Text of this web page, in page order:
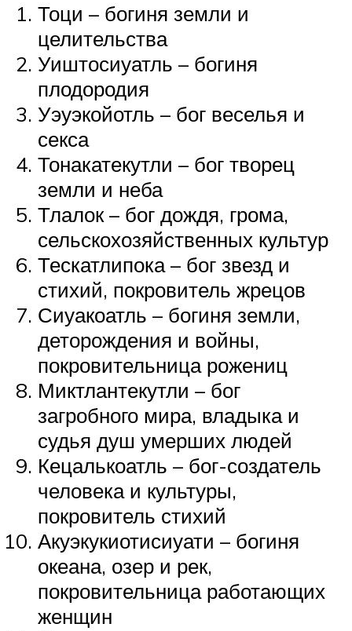
Тоци – богиня земли и
целительства
Уиштосиуатль – богиня
плодородия
Уэуэкойотль – бог веселья и
секса
Тонакатекутли – бог творец
земли и неба
Тлалок – бог дождя, грома,
сельскохозяйственных культур
Тескатлипока – бог звезд и
стихий, покровитель жрецов
Сиуакоатль – богиня земли,
деторождения и войны,
покровительница рожениц
Миктлантекутли – бог
загробного мира, владыка и
судья душ умерших людей
Кецалькоатль – бог-создатель
человека и культуры,
покровитель стихий
Акуэкукиотисиуати – богиня
океана, озер и рек,
покровительница работающих
женщин